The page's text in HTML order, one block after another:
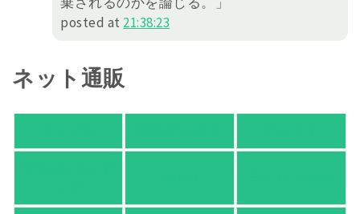
posted at 21:38:23
ネット通販